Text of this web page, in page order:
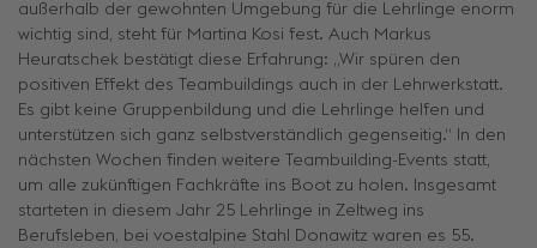
außerhalb der gewohnten Umgebung für die Lehrlinge enorm
wichtig sind, steht für Martina Kosi fest. Auch Markus
Heuratschek bestätigt diese Erfahrung: „Wir spüren den
positiven Effekt des Teambuildings auch in der Lehrwerkstatt.
Es gibt keine Gruppenbildung und die Lehrlinge helfen und
unterstützen sich ganz selbstverständlich gegenseitig.“ In den
nächsten Wochen finden weitere Teambuilding-Events statt,
um alle zukünftigen Fachkräfte ins Boot zu holen. Insgesamt
starteten in diesem Jahr 25 Lehrlinge in Zeltweg ins
Berufsleben, bei voestalpine Stahl Donawitz waren es 55.